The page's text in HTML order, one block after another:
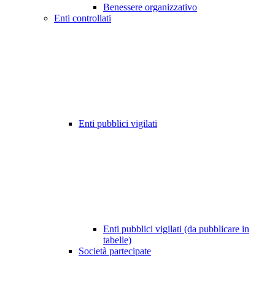
Benessere organizzativo
Enti controllati
Enti pubblici vigilati
Enti pubblici vigilati (da pubblicare in
tabelle)
Società partecipate